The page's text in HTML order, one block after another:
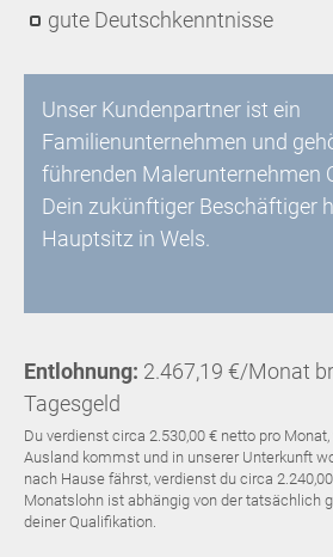
gute Deutschkenntnisse
Unser Kundenpartner ist ein
Familienunternehmen und
führenden Malerunternehmen
Dein zukünftiger Beschäftiger
Hauptsitz in Wels.
Entlohnung: 2.467,19 €/Monat
Tagesgeld
Du verdienst circa 2.530,00 € netto pro
Ausland kommst und in unserer Unterkunft
nach Hause fährst, verdienst du circa
Monatslohn ist abhängig von der tatsächlich
deiner Qualifikation.